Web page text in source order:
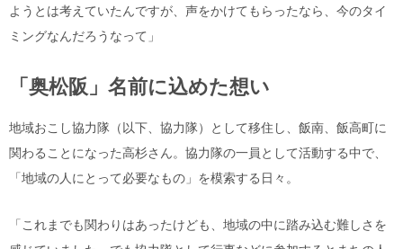
ようとは考えていたんですが、声をかけてもらったなら、今のタイ
ミングなんだろうなって」
「奥松阪」名前に込めた想い
地域おこし協力隊（以下、協力隊）として移住し、飯南、飯高町に
関わることになった高杉さん。協力隊の一員として活動する中で、
「地域の人にとって必要なもの」を模索する日々。
「これまでも関わりはあったけども、地域の中に踏み込む難しさを